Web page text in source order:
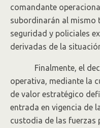
comandante
subordinarán al mismo
seguridad y policiales
derivadas de la
Finalmente, el
operativa, mediante la
de valor estratégico
entrada en vigencia de
custodia de las fuerzas